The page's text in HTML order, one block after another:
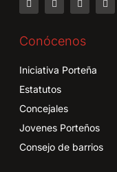
Conócenos
Iniciativa Porteña
Estatutos
Concejales
Jovenes Porteños
Consejo de barrios